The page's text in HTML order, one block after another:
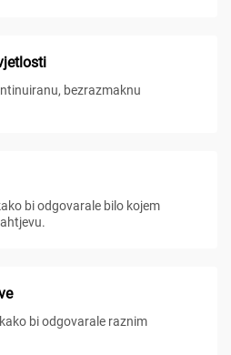
bezrazmaknu
bi odgovarale bilo kojem
bi odgovarale raznim